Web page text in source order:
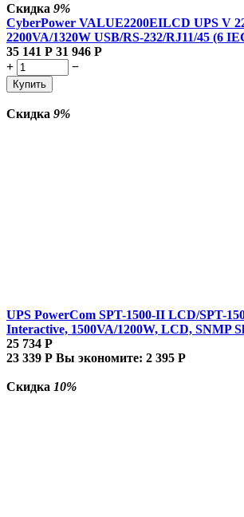
Скидка 9%
CyberPower VALUE2200EILCD UPS V
2200VA/1320W USB/RS-232/RJ11/45 (6
35 141 Р 31 946 Р
+
−
Купить
Скидка 9%
UPS PowerCom SPT-1500-II LCD/SPT-
Interactive, 1500VA/1200W, LCD, SNMP
25 734 Р
23 339 Р Вы экономите: 2 395 Р
Скидка 10%